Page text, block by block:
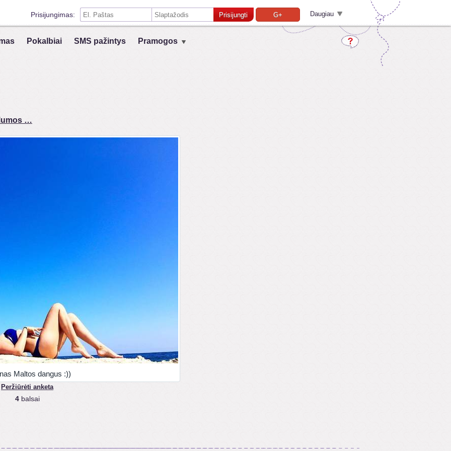
Prisijungimas: Prisijungti G+
Prisiminti mane šiame kompiuteryje
Daugiau
Pokalbiai SMS pažintys Pramogos
…
Maltos dangus :))
Peržiūrėti anketa
4balsai